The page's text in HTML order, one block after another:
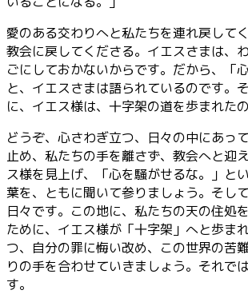
愛のある交わりへと私たちを連れ戻して
教会に戻してくださる。イエスさまは、
ごにしておかないからです。だから、「
と、イエスさまは語られているのです。
に、イエス様は、十字架の道を歩まれたの
どうぞ、心さわぎ立つ、日々の中にあっ
止め、私たちの手を離さず、教会へと迎
ス様を見上げ、「心を騒がせるな。」と
葉を、ともに聞いて参りましょう。そし
日々です。この地に、私たちの天の住処
ために、イエス様が「十字架」へと歩ま
つ、自分の罪に悔い改め、この世界の苦
りの手を合わせていきましょう。それで
す。